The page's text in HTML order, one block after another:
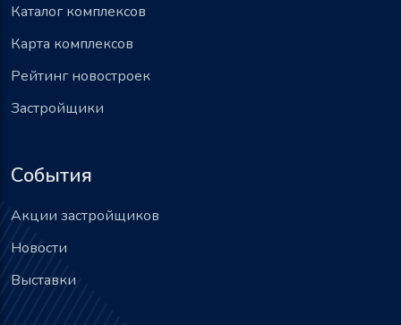
Каталог комплексов
Карта комплексов
Рейтинг новостроек
Застройщики
События
Акции застройщиков
Новости
Выставки